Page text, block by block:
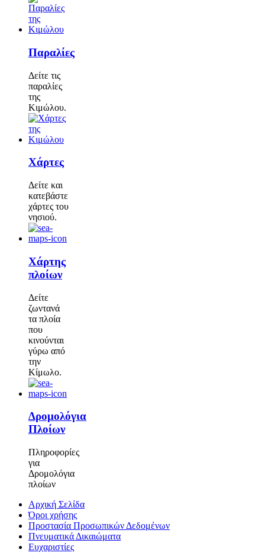
Παραλίες
Δείτε τις
παραλίες
της
Κιμώλου.
Χάρτες
Δείτε και
κατεβάστε
χάρτες του
νησιού.
Χάρτης
πλοίων
Δείτε
ζωντανά
τα πλοία
που
κινούνται
γύρω από
την
Κίμωλο.
Δρομολόγια
Πλοίων
Πληροφορίες
για
Δρομολόγια
πλοίων
Αρχική Σελίδα
Όροι χρήσης
Προστασία Προσωπικών Δεδομένων
Πνευματικά Δικαιώματα
Ευχαριστίες